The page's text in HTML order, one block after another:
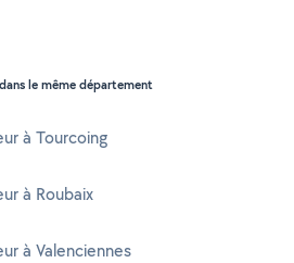
le même département
à Tourcoing
à Roubaix
à Valenciennes